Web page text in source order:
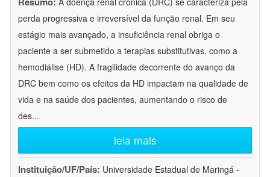
perda progressiva e irreversível da função renal. Em seu
estágio mais avançado, a insuficiência renal obriga o
paciente a ser submetido a terapias substitutivas, como a
hemodiálise (HD). A fragilidade decorrente do avanço da
DRC bem como os efeitos da HD impactam na qualidade de
vida e na saúde dos pacientes, aumentando o risco de
des...
leia mais
Instituição/UF/País: Universidade Estadual de Maringá -